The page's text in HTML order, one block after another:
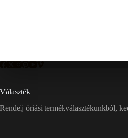
Választék
Rendelj óriási termékválasztékunkból,